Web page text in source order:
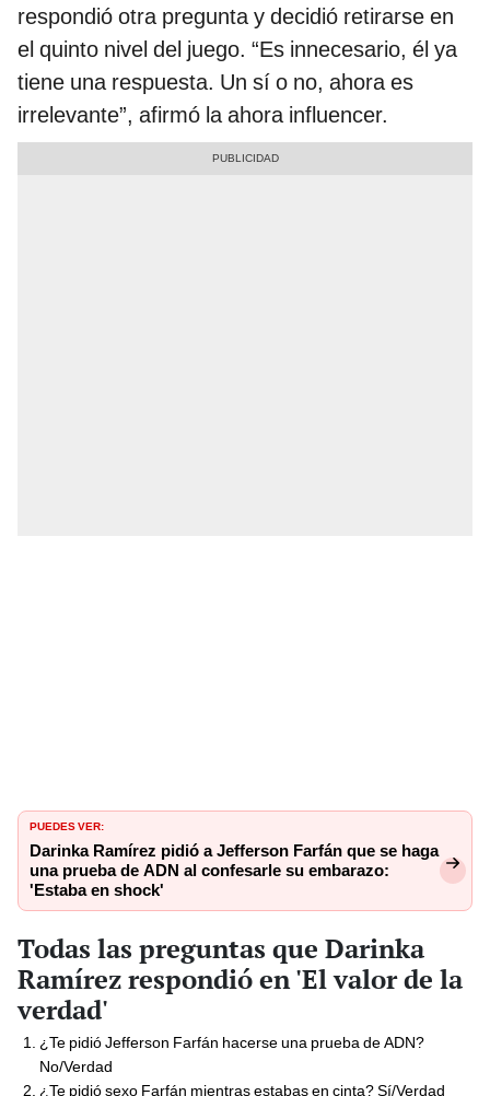
respondió otra pregunta y decidió retirarse en
el quinto nivel del juego. “Es innecesario, él ya
tiene una respuesta. Un sí o no, ahora es
irrelevante”, afirmó la ahora influencer.
PUEDES VER:
Darinka Ramírez pidió a Jefferson Farfán que se haga
una prueba de ADN al confesarle su embarazo:
'Estaba en shock'
Todas las preguntas que Darinka
Ramírez respondió en 'El valor de la
verdad'
¿Te pidió Jefferson Farfán hacerse una prueba de ADN?
No/Verdad
¿Te pidió sexo Farfán mientras estabas en cinta? Sí/Verdad